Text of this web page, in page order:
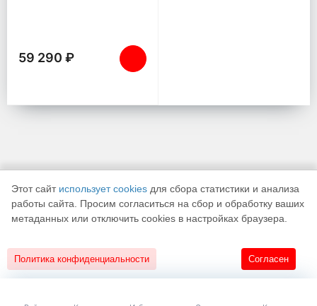
59 290 ₽
К началу страницы
Разработано в «АЛЬФА Системс»
18+
Этот сайт использует cookies для сбора статистики и анализа
работы сайта. Просим согласиться на сбор и обработку ваших
метаданных или отключить cookies в настройках браузера.
Политика конфиденциальности Согласен